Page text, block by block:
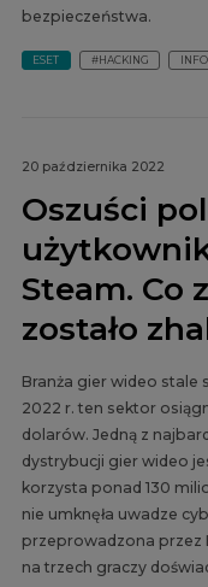
bezpieczeństwa.
ESET #HACKING
20 października 2022
Oszuści
Steam. Co
zostało
Branża gier wideo stale
2022 r. ten sektor
dolarów. Jedną z
dystrybucji gier wideo
korzysta ponad 130
nie umknęła uwadze
przeprowadzona przez
na trzech graczy